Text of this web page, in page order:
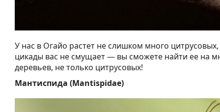
У нас в Огайо растет не слишком много
цикады вас не смущает — вы сможете найти ее на
деревьев, не только цитрусовых!
Мантиспида (Mantispidae)